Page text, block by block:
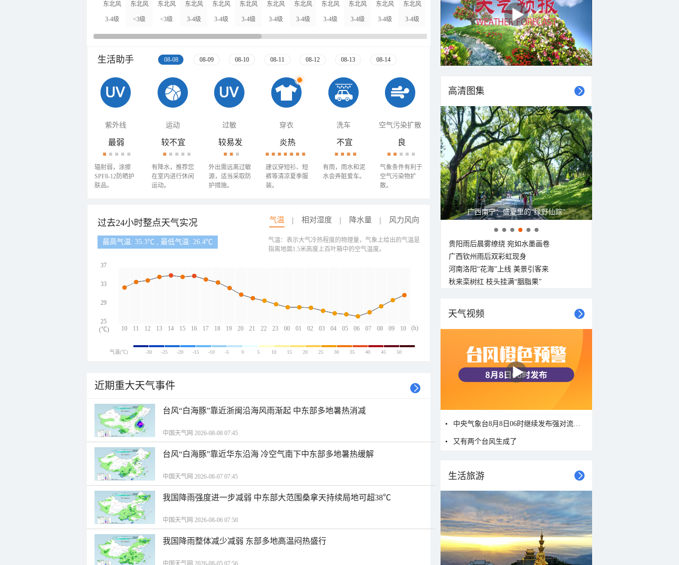
东北风
3-4级
东北风
<3级
东北风
<3级
东北风
3-4级
东北风
3-4级
东北风
3-4级
东北风
3-4级
东北风
3-4级
东北风
3-4级
东北风
3-4级
东北风
3-4级
东北风
3-4级
东北风
3-4级
东北风
<3级
东北风
<3级
东北风
<3级
东北风
<3级
北风
生活助手 08-08 08-09 08-10 08-11 08-12 08-13 08-14
紫外线 运动 过敏 穿衣 洗车 空气污染扩散
最弱
辐射弱，涂擦
SPF8-12防晒护
肤品。
较不宜
有降水，推荐您
在室内进行休闲
运动。
较易发
外出需远离过敏
源，适当采取防
护措施。
炎热
建议穿短衫、短
裤等清凉夏季服
装。
不宜
有雨，雨水和泥
水会弄脏爱车。
良
气象条件有利于
空气污染物扩
散。
过去24小时整点天气实况 气温 相对湿度 降水量 风力风向
最高气温: 35.3℃ , 最低气温: 26.4℃
10 11 12 13 14 15 16 17 18 19 20 21 22 23 00 01 02 03 04 05 06 07 08 09 10
37
33
29
25
(h)
(℃)
气温：表示大气冷热程度的物理量，气象上给出的气温是
指离地面1.5米高度上百叶箱中的空气温度。
气温(℃) -30 -25 -20 -15 -10 -5 0 5 10 15 20 25 30 35 40 45 50
近期重大天气事件
台风“白海豚”靠近浙闽沿海风雨渐起 中东部多地暑热消减
中国天气网 2026-08-08 07:45
台风“白海豚”靠近华东沿海 冷空气南下中东部多地暑热缓解
中国天气网 2026-08-07 07:45
我国降雨强度进一步减弱 中东部大范围桑拿天持续局地可超38℃
中国天气网 2026-08-06 07:50
我国降雨整体减少减弱 东部多地高温闷热盛行
中国天气网 2026-08-05 07:56
高清图集
广西南宁：盛夏里的“绿野仙踪”
贵阳雨后晨雾缭绕 宛如水墨画卷
广西钦州雨后双彩虹现身
河南洛阳“花海”上线 美景引客来
秋来栾树红 枝头挂满“胭脂果”
天气视频
又有两个台风生成了
生活旅游